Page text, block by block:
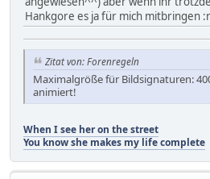
Hankgore es ja für mich mitbringen
Zitat von: Forenregeln
Maximalgröße für Bildsignaturen:
animiert!
When I see her on the street
You know she makes my life complete